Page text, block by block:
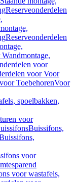
Reserveonderdelen
Reserveonderdelen
voor
voor Voor
ToebehorenVoor
spoelbakken,
voor
Buissifons,
voor
voor wastafels,